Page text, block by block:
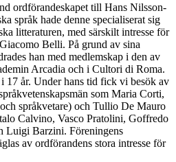
ordförandeskapet till Hans Nilsson-
språk hade denne specialiserat sig
litteraturen, med särskilt intresse för
Belli. På grund av sina
han med medlemskap i den av
Arcadia och i Cultori di Roma.
17 år. Under hans tid fick vi besök av
som Maria Corti,
språkvetare) och Tullio De Mauro
Calvino, Vasco Pratolini, Goffredo
Luigi Barzini. Föreningens
av ordförandens stora intresse för